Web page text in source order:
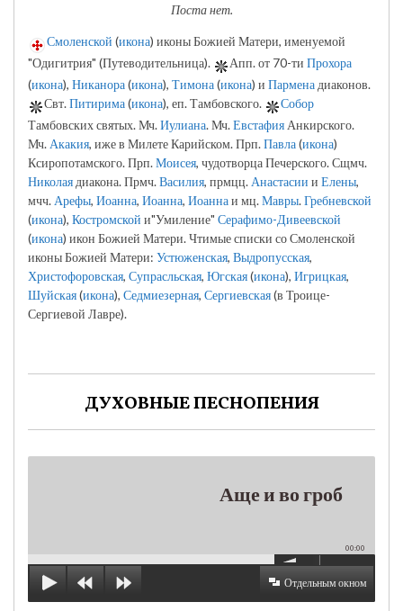
Поста нет.
Смоленской (икона) иконы Божией Матери, именуемой
"Одигитрия" (Путеводительница).
Апп. от 70-ти Прохора
(икона), Никанора(икона), Тимона(икона) и Пармена диаконов.
Свт.Питирима(икона), еп. Тамбовского.
Собор
Тамбовских святых. Мч.Иулиана. Мч.Евстафия Анкирского.
Мч. Акакия, иже в Милете Карийском. Прп.Павла(икона)
Ксиропотамского. Прп.Моисея, чудотворца Печерского. Сщмч.
Николая диакона. Прмч.Василия, прмцц. Анастасии и Елены,
мчч. Арефы, Иоанна, Иоанна, Иоаннаи мц.Мавры.Гребневской
(икона), Костромской и"Умиление" Серафимо-Дивеевской
(икона) икон Божией Матери. Чтимые списки со Смоленской
иконы Божией Матери: Устюженская, Выдропусская,
Христофоровская, Супрасльская, Югская(икона), Игрицкая,
Шуйская(икона), Седмиезерная, Сергиевская(в Троице-
Сергиевой Лавре).
ДУХОВНЫЕ ПЕСНОПЕНИЯ
Аще и во гроб
00:00
Отдельным окном